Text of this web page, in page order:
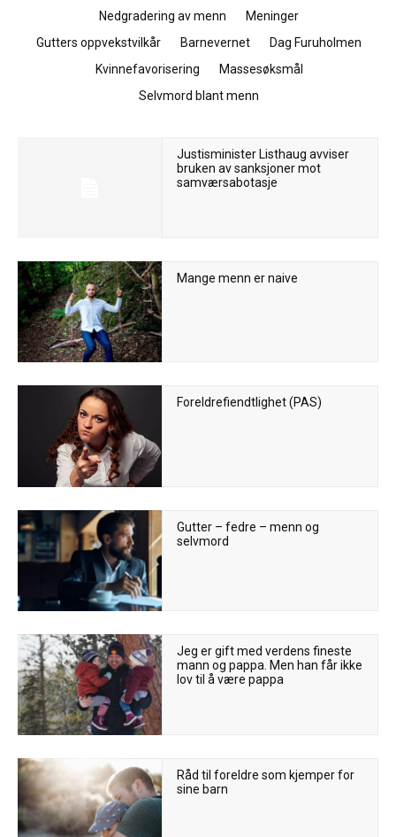
Nedgradering av menn
Meninger
Gutters oppvekstvilkår
Barnevernet
Dag Furuholmen
Kvinnefavorisering
Massesøksmål
Selvmord blant menn
Justisminister Listhaug avviser
bruken av sanksjoner mot
samværsabotasje
Mange menn er naive
Foreldrefiendtlighet (PAS)
Gutter – fedre – menn og
selvmord
Jeg er gift med verdens fineste
mann og pappa. Men han får ikke
lov til å være pappa
Råd til foreldre som kjemper for
sine barn